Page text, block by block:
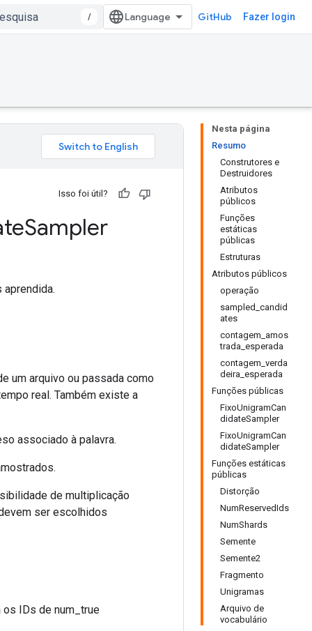
/ GitHub Fazer login
Nesta página
Resumo
Construtores e
Destruidores
Atributos
públicos
Funções
estáticas
públicas
Estruturas
Atributos públicos
operação
sampled_candid
ates
contagem_amos
trada_esperada
contagem_verda
deira_esperada
Funções públicas
FixoUnigramCan
didateSampler
FixoUnigramCan
didateSampler
Funções estáticas
públicas
Distorção
NumReservedIds
NumShards
Semente
Semente2
Fragmento
Unigramas
Arquivo de
vocabulário
Isso foi útil?
Sampler
um arquivo ou passada como
real. Também existe a
associado à palavra.
de multiplicação
ser escolhidos
os IDs de num_true